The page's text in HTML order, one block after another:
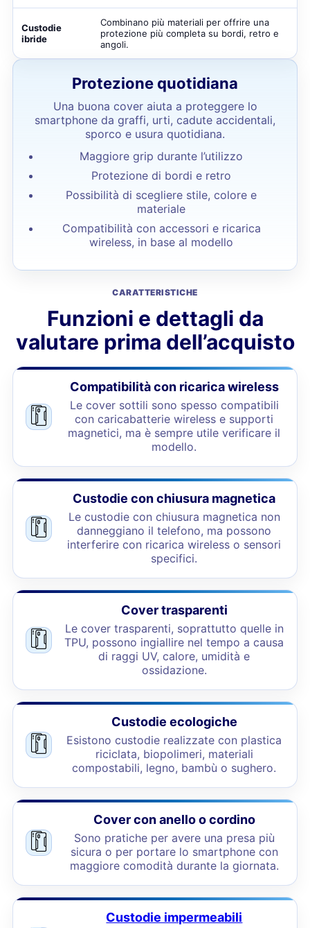
Custodie
ibride
Combinano più materiali per offrire una
protezione più completa su bordi, retro e
angoli.
Protezione quotidiana
Una buona cover aiuta a proteggere lo
smartphone da graffi, urti, cadute accidentali,
sporco e usura quotidiana.
Maggiore grip durante l’utilizzo
Protezione di bordi e retro
Possibilità di scegliere stile, colore e
materiale
Compatibilità con accessori e ricarica
wireless, in base al modello
CARATTERISTICHE
Funzioni e dettagli da
valutare prima dell’acquisto
Compatibilità con ricarica wireless
Le cover sottili sono spesso compatibili
con caricabatterie wireless e supporti
magnetici, ma è sempre utile verificare il
modello.
Custodie con chiusura magnetica
Le custodie con chiusura magnetica non
danneggiano il telefono, ma possono
interferire con ricarica wireless o sensori
specifici.
Cover trasparenti
Le cover trasparenti, soprattutto quelle in
TPU, possono ingiallire nel tempo a causa
di raggi UV, calore, umidità e
ossidazione.
Custodie ecologiche
Esistono custodie realizzate con plastica
riciclata, biopolimeri, materiali
compostabili, legno, bambù o sughero.
Cover con anello o cordino
Sono pratiche per avere una presa più
sicura o per portare lo smartphone con
maggiore comodità durante la giornata.
Custodie impermeabili